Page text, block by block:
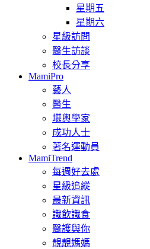
星期五
星期六
星級訪問
醫生訪談
校長分享
MamiPro
藝人
醫生
堪輿學家
成功人士
著名運動員
MamiTrend
每週好去處
星級追縱
最新資訊
識飲識食
醫護與你
靚靚媽媽